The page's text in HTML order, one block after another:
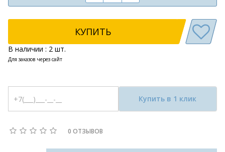
КУПИТЬ
В наличии : 2 шт.
Для заказов через сайт
Купить в 1 клик
0 ОТЗЫВОВ